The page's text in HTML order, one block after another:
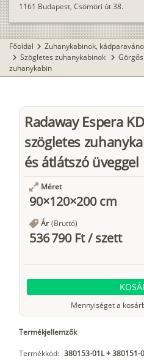
1161 Budapest, Csömöri út 38.
Főoldal chevron_right Zuhanykabinok,
chevron_right Szögletes zuhanykabinok chevron_right
zuhanykabin
Radaway Espera
szögletes
és átlátszó üveggel
Méret
90×120×200 cm
Ár (Bruttó)
536 790 Ft/szett
Mennyiséget a
Termékjellemzők
Termékkód: 380153-01L + 380151-